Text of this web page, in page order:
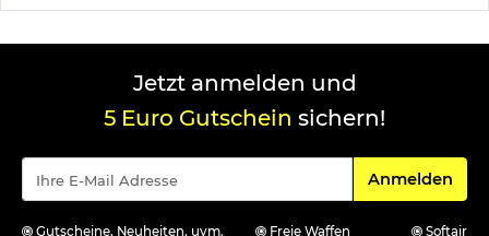
Jetzt anmelden und
5 Euro Gutschein sichern!
Für den
Anmelden
Gutscheine, Neuheiten, uvm. Freie Waffen
Softair